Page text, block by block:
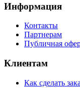
Информация
Контакты
Партнерам
Публичная
Клиентам
Как сделать